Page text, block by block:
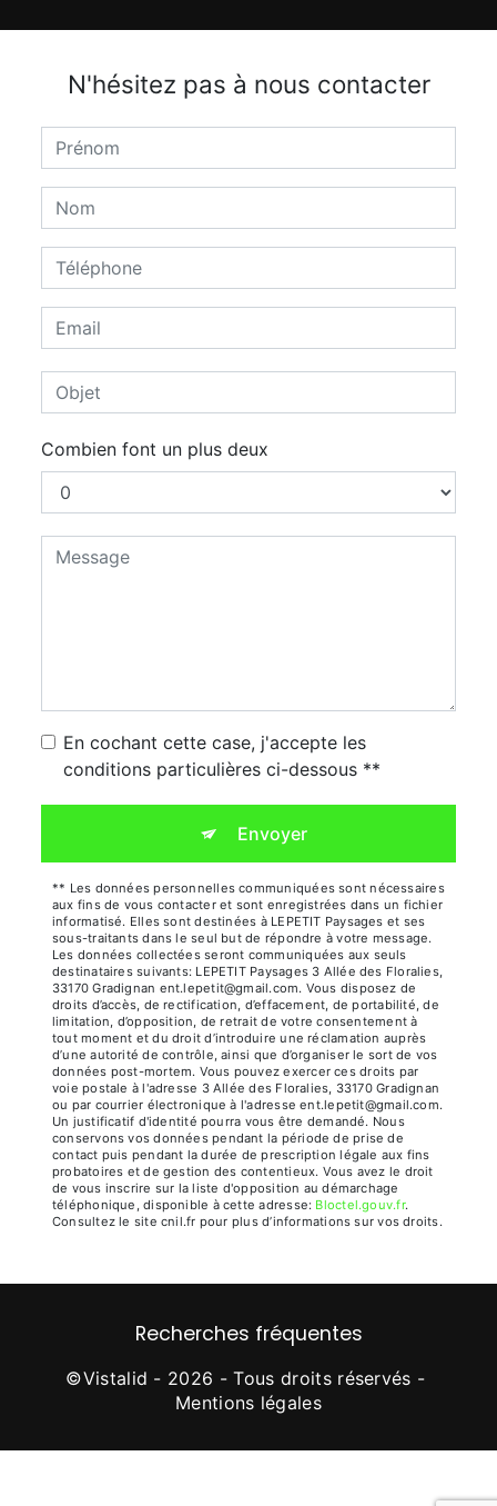
N'hésitez pas à nous contacter
Combien font un plus deux
En cochant cette case, j'accepte les
conditions particulières ci-dessous **
Envoyer
** Les données personnelles communiquées sont nécessaires
aux fins de vous contacter et sont enregistrées dans un fichier
informatisé. Elles sont destinées à LEPETIT Paysages et ses
sous-traitants dans le seul but de répondre à votre message.
Les données collectées seront communiquées aux seuls
destinataires suivants: LEPETIT Paysages 3 Allée des Floralies,
33170 Gradignan ent.lepetit@gmail.com. Vous disposez de
droits d’accès, de rectification, d’effacement, de portabilité, de
limitation, d’opposition, de retrait de votre consentement à
tout moment et du droit d’introduire une réclamation auprès
d’une autorité de contrôle, ainsi que d’organiser le sort de vos
données post-mortem. Vous pouvez exercer ces droits par
voie postale à l'adresse 3 Allée des Floralies, 33170 Gradignan
ou par courrier électronique à l'adresse ent.lepetit@gmail.com.
Un justificatif d'identité pourra vous être demandé. Nous
conservons vos données pendant la période de prise de
contact puis pendant la durée de prescription légale aux fins
probatoires et de gestion des contentieux. Vous avez le droit
de vous inscrire sur la liste d'opposition au démarchage
téléphonique, disponible à cette adresse:
Bloctel.gouv.fr.
Consultez le site cnil.fr pour plus d’informations sur vos droits.
Recherches fréquentes
©Vistalid - 2026 - Tous droits réservés -
Mentions légales